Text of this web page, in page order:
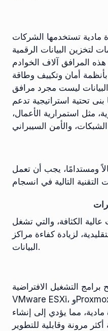
مادية تستخدمها الشركات
لتخزين البيانات الرقمية
هذه المرافق آلاف الخوادم
أمان وتكييف وطاقة
ليست مجرد مرافق
تحتية استراتيجية تدعم
مثل استمرارية الأعمال،
ومستدامًا، يجب أن تعمل
الكثافة، والتي تشغل
لزيادة كفاءة مراكز
البيانات.
التشغيل الافتراضية (على سبيل المثال،
VMware ESXi، وProxmox، وKVM) بتشغيل خوادم
مما يؤدي إلى إنشاء